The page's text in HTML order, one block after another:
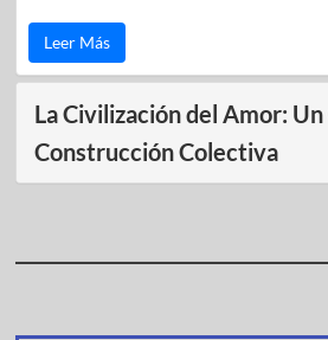
Leer Más
La Civilización del Amor: Un
Construcción Colectiva